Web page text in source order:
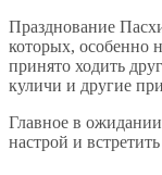
Празднование
которых, особенно
принято ходить
куличи и другие
Главное в
настрой и